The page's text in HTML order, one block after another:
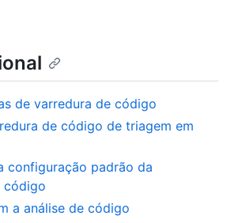
de varredura de código
de código de triagem em
configuração padrão da
código
a análise de código